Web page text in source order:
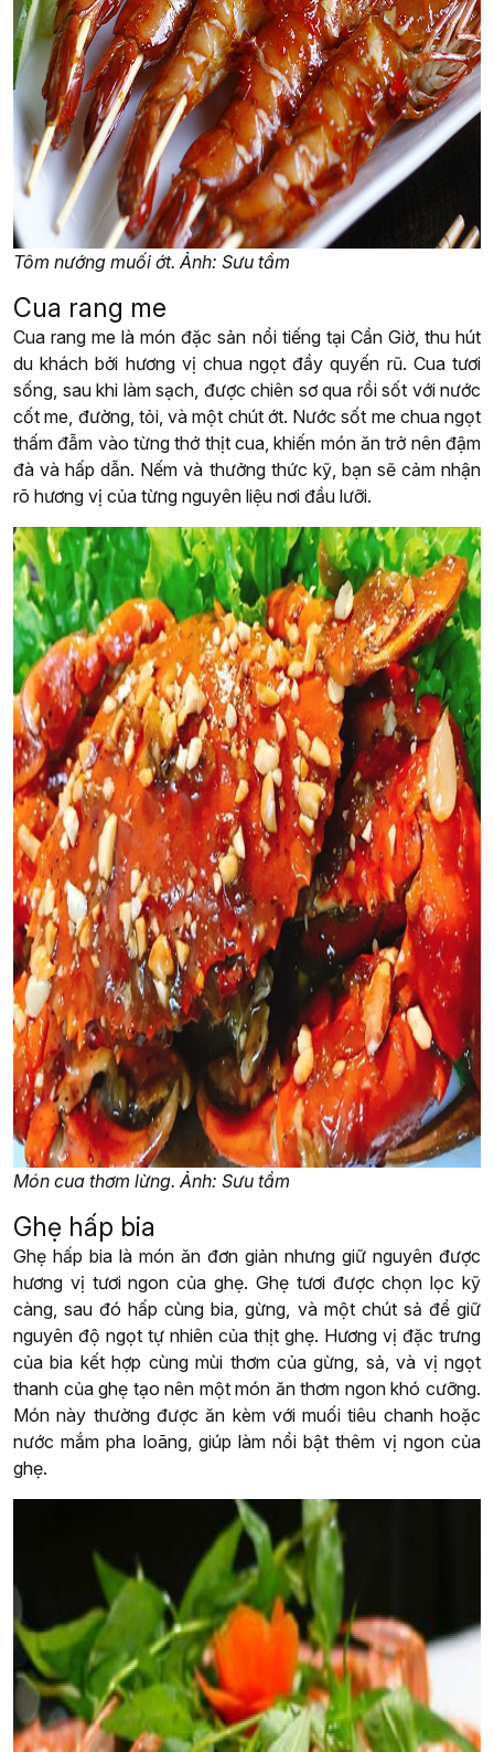
Tôm nướng muối ớt. Ảnh: Sưu tầm
Cua rang me
Cua rang me là món đặc sản nổi tiếng tại Cần Giờ, thu hút
du khách bởi hương vị chua ngọt đầy quyến rũ. Cua tươi
sống, sau khi làm sạch, được chiên sơ qua rồi sốt với nước
cốt me, đường, tỏi, và một chút ớt. Nước sốt me chua ngọt
thấm đẫm vào từng thớ thịt cua, khiến món ăn trở nên đậm
đà và hấp dẫn. Nếm và thưởng thức kỹ, bạn sẽ cảm nhận
rõ hương vị của từng nguyên liệu nơi đầu lưỡi.
Món cua thơm lừng. Ảnh: Sưu tầm
Ghẹ hấp bia
Ghẹ hấp bia là món ăn đơn giản nhưng giữ nguyên được
hương vị tươi ngon của ghẹ. Ghẹ tươi được chọn lọc kỹ
càng, sau đó hấp cùng bia, gừng, và một chút sả để giữ
nguyên độ ngọt tự nhiên của thịt ghẹ. Hương vị đặc trưng
của bia kết hợp cùng mùi thơm của gừng, sả, và vị ngọt
thanh của ghẹ tạo nên một món ăn thơm ngon khó cưỡng.
Món này thường được ăn kèm với muối tiêu chanh hoặc
nước mắm pha loãng, giúp làm nổi bật thêm vị ngon của
ghẹ.